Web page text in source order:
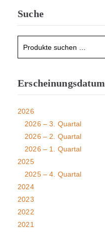
Suche
Erscheinungsdatum
2026
2026 – 3. Quartal
2026 – 2. Quartal
2026 – 1. Quartal
2025
2025 – 4. Quartal
2024
2023
2022
2021